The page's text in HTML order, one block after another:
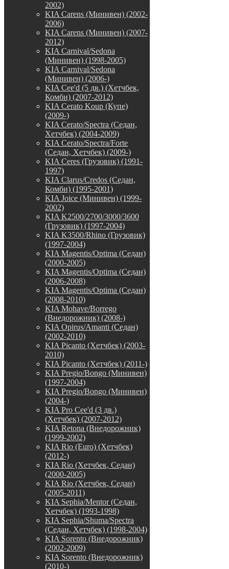
2002)
KIA Carens (Минивен) (2002-
2006)
KIA Carens (Минивен) (2007-
2012)
KIA Carnival/Sedona
(Минивен) (1998-2005)
KIA Carnival/Sedona
(Минивен) (2006-)
KIA Cee'd (5 дв.) (Хетчбек,
Комби) (2007-2012)
KIA Cerato Koup (Купе)
(2009-)
KIA Cerato/Spectra (Седан,
Хетчбек) (2004-2009)
KIA Cerato/Spectra/Forte
(Седан, Хетчбек) (2009-)
KIA Ceres (Грузовик) (1991-
1997)
KIA Clarus/Credos (Седан,
Комби) (1995-2001)
KIA Joice (Минивен) (1999-
2002)
KIA K2500/2700/3000/3600
(Грузовик) (1997-2004)
KIA K3500/Rhino (Грузовик)
(1997-2004)
KIA Magentis/Optima (Седан)
(2000-2005)
KIA Magentis/Optima (Седан)
(2006-2008)
KIA Magentis/Optima (Седан)
(2008-2010)
KIA Mohave/Borrego
(Внедорожник) (2008-)
KIA Opirus/Amanti (Седан)
(2002-2010)
KIA Picanto (Хетчбек) (2003-
2010)
KIA Picanto (Хетчбек) (2011-)
KIA Pregio/Bongo (Минивен)
(1997-2004)
KIA Pregio/Bongo (Минивен)
(2004-)
KIA Pro Cee'd (3 дв.)
(Хетчбек) (2007-2012)
KIA Retona (Внедорожник)
(1999-2002)
KIA Rio (Euro) (Хетчбек)
(2012-)
KIA Rio (Хетчбек, Седан)
(2000-2005)
KIA Rio (Хетчбек, Седан)
(2005-2011)
KIA Sephia/Mentor (Седан,
Хетчбек) (1993-1998)
KIA Sephia/Shuma/Spectra
(Седан, Хетчбек) (1998-2004)
KIA Sorento (Внедорожник)
(2002-2009)
KIA Sorento (Внедорожник)
(2010-)